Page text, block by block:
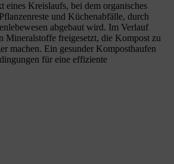
eines Kreislaufs, bei dem organisches
und Küchenabfälle, durch
abgebaut wird. Im Verlauf
Mineralstoffe freigesetzt, die Kompost zu
machen. Ein gesunder Komposthaufen
für eine effiziente